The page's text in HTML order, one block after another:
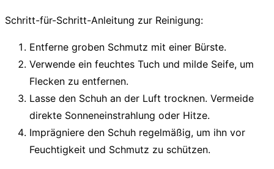
Schritt-für-Schritt-Anleitung zur Reinigung:
Entferne groben Schmutz mit einer Bürste.
Verwende ein feuchtes Tuch und milde Seife, um
Flecken zu entfernen.
Lasse den Schuh an der Luft trocknen. Vermeide
direkte Sonneneinstrahlung oder Hitze.
Imprägniere den Schuh regelmäßig, um ihn vor
Feuchtigkeit und Schmutz zu schützen.